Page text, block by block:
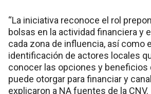
“La iniciativa reconoce el rol
bolsas en la actividad financiera y
cada zona de influencia, así como
identificación de actores locales
conocer las opciones y beneficios
puede otorgar para financiar y
explicaron a NA fuentes de la CNV.